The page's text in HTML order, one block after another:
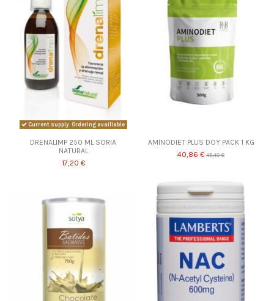
Current supply. Ordering availlable
DRENALIMP 250 ML SORIA
NATURAL
17,20 €
AMINODIET PLUS DOY PACK 1 KG
40,86 € 45,40 €